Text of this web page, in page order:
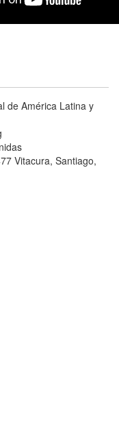
de América Latina y
Vitacura, Santiago,